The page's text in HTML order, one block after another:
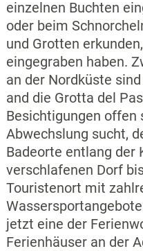
einzelnen Buchten
oder beim
und Grotten
eingegraben haben.
an der Nordküste
and die Grotta del
Besichtigungen offen
Abwechslung sucht,
Badeorte entlang der
verschlafenen Dorf
Touristenort mit
jetzt eine der
Ferienhäuser an der